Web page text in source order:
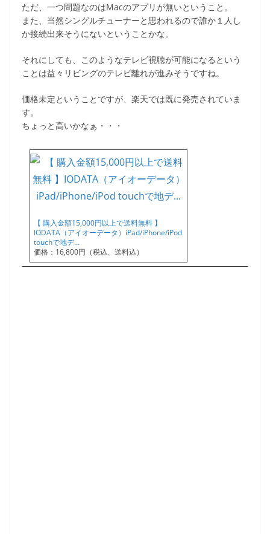
ただ、一つ問題なのはMacのアプリが無いということ。
また、当然シングルチューナーと思われるので誰か１人し
か接続出来そうにないということかな。
それにしても、このようなテレビ視聴が可能になるという
ことは益々リビングのテレビ離れが進みそうですね。
価格未定ということですが、楽天では既に発売されていま
す。
ちょっと高いかなぁ・・・
【 購入金額15,000円以上で送料無料 】
IODATA（アイオーデータ）iPad/iPhone/iPod
touchで地デ…
価格：16,800円（税込、送料込）